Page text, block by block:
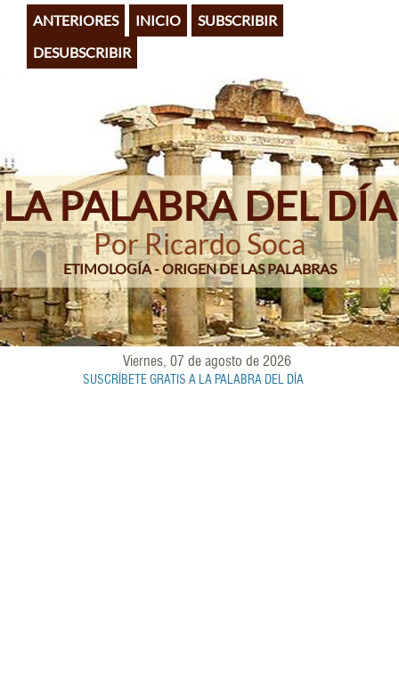
Pasar
contenido
principal
ANTERIORES INICIO
SUBSCRIBIR
DESUBSCRIBIR
LA PALABRA DEL DÍA
Por Ricardo Soca
ETIMOLOGÍA - ORIGEN DE LAS PALABRAS
Viernes, 07 de agosto de 2026
SUSCRÍBETE GRATIS A LA PALABRA DEL DÍA